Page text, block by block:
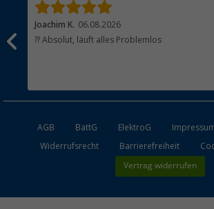
Joachim K. 06.08.2026
?? Absolut, läuft alles Problemlos
AGB BattG ElektroG
Widerrufsrecht
Barrierefreiheit
Vertrag widerrufen